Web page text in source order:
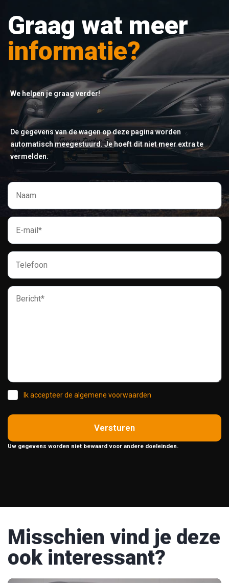
Graag wat meer
informatie?
We helpen je graag verder!
De gegevens van de wagen op deze pagina worden
automatisch meegestuurd. Je hoeft dit niet meer extra te
vermelden.
Ik accepteer de algemene voorwaarden
Versturen
Uw gegevens worden niet bewaard voor andere doeleinden.
Misschien vind je deze
ook interessant?